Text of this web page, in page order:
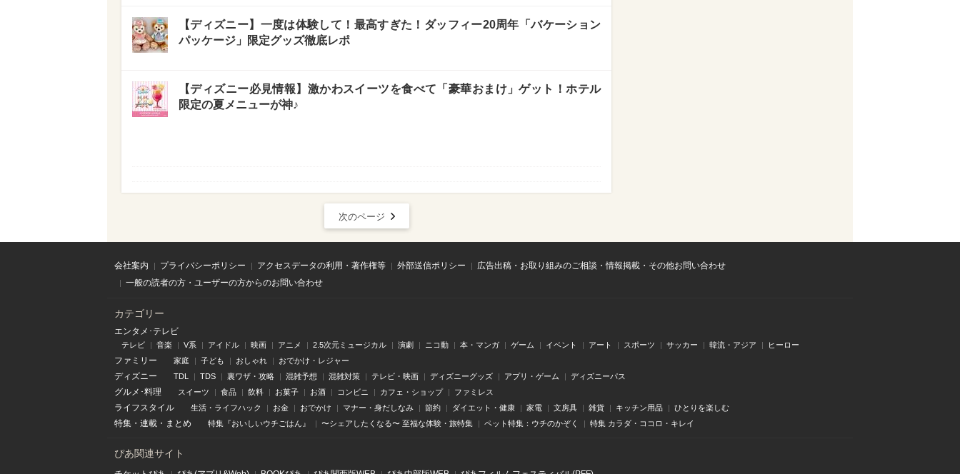
【ディズニー】一度は体験して！最高すぎた！ダッフィー20周年「バケーション
パッケージ」限定グッズ徹底レポ
【ディズニー必見情報】激かわスイーツを食べて「豪華おまけ」ゲット！ホテル
限定の夏メニューが神♪
次のページ
会社案内 プライバシーポリシー アクセスデータの利用・著作権等 外部送信ポリシー
広告出稿・お取り組みのご相談・情報掲載・その他お問い合わせ
一般の読者の方・ユーザーの方からのお問い合わせ
カテゴリー
エンタメ･テレビ
テレビ 音楽 V系 アイドル 映画 アニメ 2.5次元ミュージカル 演劇 ニコ動 本・マンガ ゲーム イベント アート スポーツ サッカー 韓流・アジア ヒーロー
ファミリー 家庭 子ども おしゃれ おでかけ・レジャー
ディズニー TDL TDS 裏ワザ・攻略 混雑予想 混雑対策 テレビ・映画 ディズニーグッズ アプリ・ゲーム ディズニーパス
グルメ･料理 スイーツ 食品 飲料 お菓子 お酒 コンビニ カフェ・ショップ ファミレス
ライフスタイル 生活・ライフハック お金 おでかけ マナー・身だしなみ 節約 ダイエット・健康 家電 文房具 雑貨 キッチン用品 ひとりを楽しむ
特集 ・ 連載 ・ まとめ 特集『おいしいウチごはん』 〜シェアしたくなる〜 至福な体験・旅特集 ペット特集：ウチのかぞく 特集 カラダ・ココロ・キレイ
ぴあ関連サイト